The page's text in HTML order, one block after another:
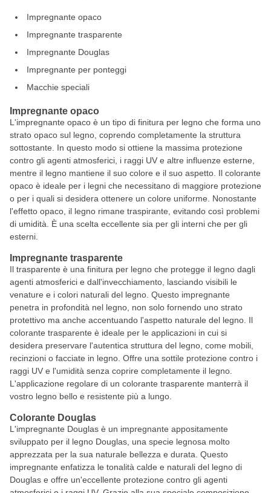
Impregnante opaco
Impregnante trasparente
Impregnante Douglas
Impregnante per ponteggi
Macchie speciali
Impregnante opaco
L'impregnante opaco è un tipo di finitura per legno che forma uno
strato opaco sul legno, coprendo completamente la struttura
sottostante. In questo modo si ottiene la massima protezione
contro gli agenti atmosferici, i raggi UV e altre influenze esterne,
mentre il legno mantiene il suo colore e il suo aspetto. Il colorante
opaco è ideale per i legni che necessitano di maggiore protezione
o per i quali si desidera ottenere un colore uniforme. Nonostante
l'effetto opaco, il legno rimane traspirante, evitando così problemi
di umidità. È una scelta eccellente sia per gli interni che per gli
esterni.
Impregnante trasparente
Il trasparente è una finitura per legno che protegge il legno dagli
agenti atmosferici e dall'invecchiamento, lasciando visibili le
venature e i colori naturali del legno. Questo impregnante
penetra in profondità nel legno, non solo fornendo uno strato
protettivo ma anche accentuando l'aspetto naturale del legno. Il
colorante trasparente è ideale per le applicazioni in cui si
desidera preservare l'autentica struttura del legno, come mobili,
recinzioni o facciate in legno. Offre una sottile protezione contro i
raggi UV e l'umidità senza coprire completamente il legno.
L'applicazione regolare di un colorante trasparente manterrà il
vostro legno bello e resistente più a lungo.
Colorante Douglas
L'impregnante Douglas è un impregnante appositamente
sviluppato per il legno Douglas, una specie legnosa molto
apprezzata per la sua naturale bellezza e durata. Questo
impregnante enfatizza le tonalità calde e naturali del legno di
Douglas e offre un'eccellente protezione contro gli agenti